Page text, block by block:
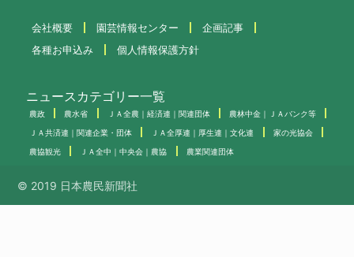
会社概要 園芸情報センター
企画記事
各種お申込み
個人情報保護方針
ニュースカテゴリー一覧
農政 農水省 ＪＡ全農｜経済連｜関連団体 農林中金｜ＪＡバンク等
ＪＡ共済連｜関連企業・団体 ＪＡ全厚連｜厚生連｜文化連 家の光協会
農協観光 ＪＡ全中｜中央会｜農協 農業関連団体
© 2019 日本農民新聞社